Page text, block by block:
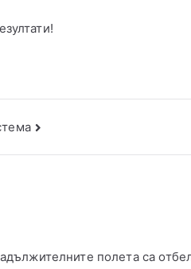
полета са